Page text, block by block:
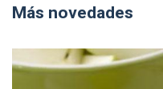
Más novedades